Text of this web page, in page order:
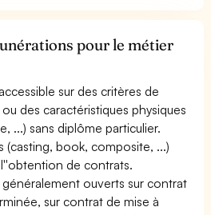
pour le métier
sur des critères de
des caractéristiques physiques
...) sans diplôme particulier.
(casting, book, composite, ...)
de contrats.
ouverts sur contrat
sur contrat de mise à